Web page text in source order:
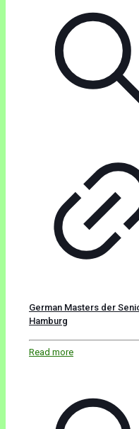
German Masters der
Hamburg
Read more